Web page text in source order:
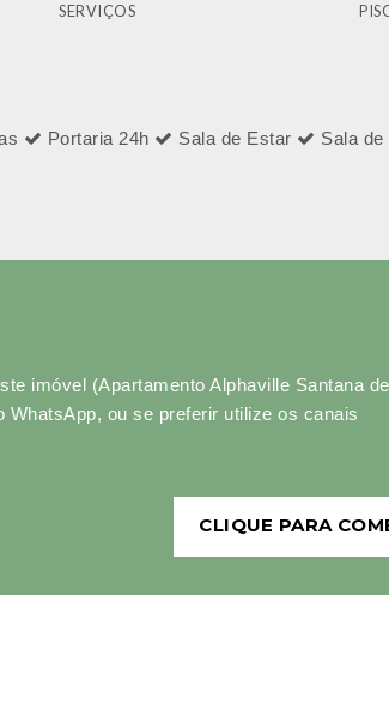
SERVIÇOS
Portaria 24h Sala de Estar
Sala
imóvel (Apartamento Alphaville Santana de
WhatsApp, ou se preferir utilize os canais
CLIQUE PARA